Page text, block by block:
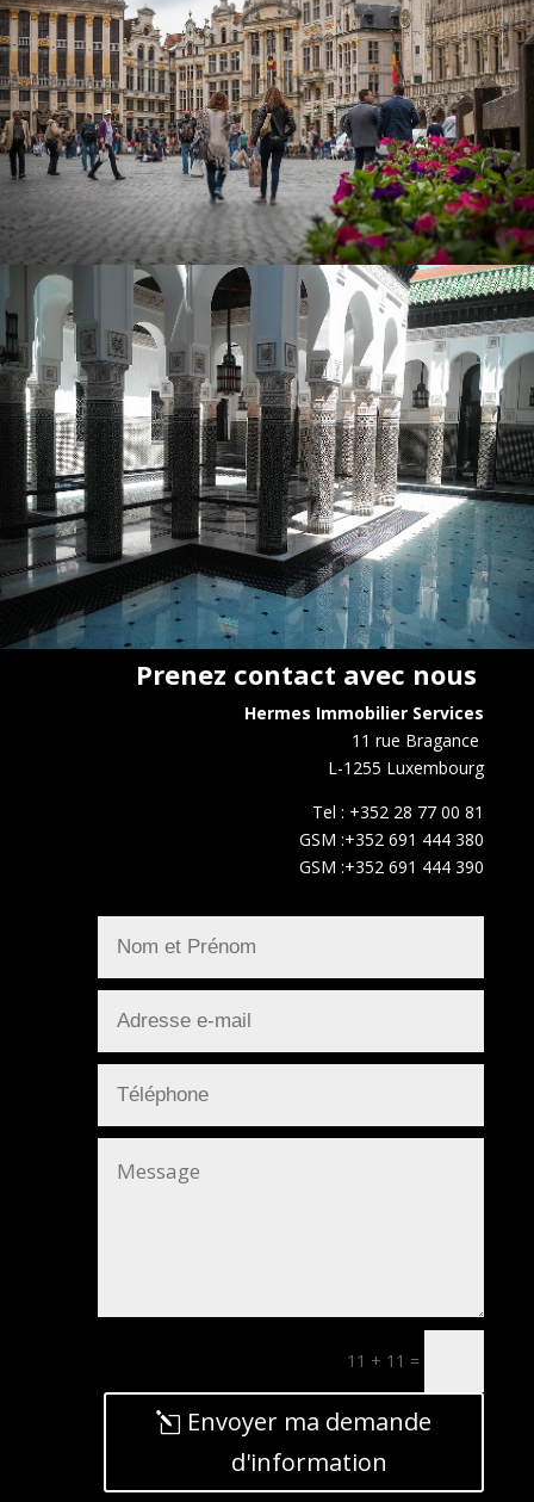
Prenez contact avec nous
Hermes Immobilier Services
11 rue Bragance
L-1255 Luxembourg
Tel : +352 28 77 00 81
GSM :+352 691 444 380
GSM :+352 691 444 390
11 + 11 =
Envoyer ma demande
d'information